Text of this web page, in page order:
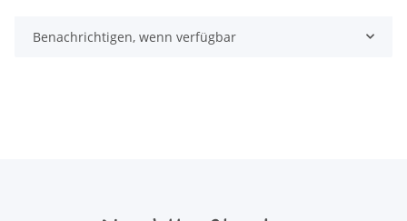
Benachrichtigen, wenn verfügbar